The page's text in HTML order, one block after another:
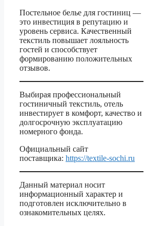
Постельное белье для гостиниц —
это инвестиция в репутацию и
уровень сервиса. Качественный
текстиль повышает лояльность
гостей и способствует
формированию положительных
отзывов.
Выбирая профессиональный
гостиничный текстиль, отель
инвестирует в комфорт, качество и
долгосрочную эксплуатацию
номерного фонда.
Официальный сайт
поставщика: https://textile-sochi.ru
Данный материал носит
информационный характер и
подготовлен исключительно в
ознакомительных целях.